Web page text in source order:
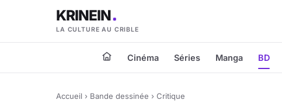
KRINEIN
LA CULTURE AU CRIBLE
Cinéma Séries Manga BD
Accueil › Bande dessinée › Critique